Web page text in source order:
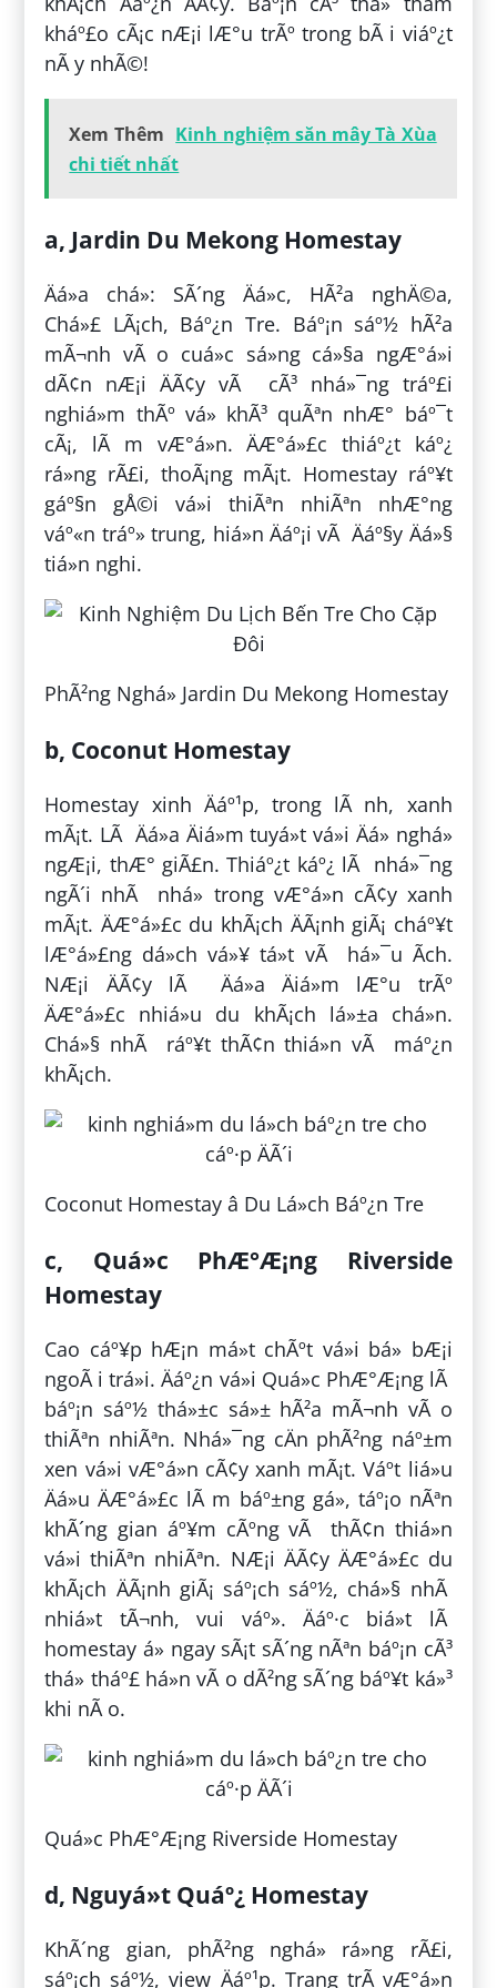
kháº£o cÃ¡c nÆ¡i lÆ°u trÃº trong bÃ i viáº¿t
nÃ y nhÃ©!
Xem Thêm Kinh nghiệm săn mây Tà Xùa
chi tiết nhất
a, Jardin Du Mekong Homestay
Äá»a chá»: SÃ´ng Äá»c, HÃ²a nghÄ©a,
Chá»£ LÃ¡ch, Báº¿n Tre. Báº¡n sáº½ hÃ²a
mÃ¬nh vÃ o cuá»c sá»ng cá»§a ngÆ°á»i
dÃ¢n nÆ¡i ÄÃ¢y vÃ cÃ³ nhá»¯ng tráº£i
nghiá»m thÃº vá» khÃ³ quÃªn nhÆ° báº¯t
cÃ¡, lÃ m vÆ°á»n. ÄÆ°á»£c thiáº¿t káº¿
rá»ng rÃ£i, thoÃ¡ng mÃ¡t. Homestay ráº¥t
gáº§n gÅ©i vá»i thiÃªn nhiÃªn nhÆ°ng
váº«n tráº» trung, hiá»n Äáº¡i vÃ Äáº§y Äá»§
tiá»n nghi.
PhÃ²ng Nghá» Jardin Du Mekong Homestay
b, Coconut Homestay
Homestay xinh Äáº¹p, trong lÃ nh, xanh
mÃ¡t. LÃ Äá»a Äiá»m tuyá»t vá»i Äá» nghá»
ngÆ¡i, thÆ° giÃ£n. Thiáº¿t káº¿ lÃ nhá»¯ng
ngÃ´i nhÃ nhá» trong vÆ°á»n cÃ¢y xanh
mÃ¡t. ÄÆ°á»£c du khÃ¡ch ÄÃ¡nh giÃ¡ cháº¥t
lÆ°á»£ng dá»ch vá»¥ tá»t vÃ há»¯u Ã­ch.
NÆ¡i ÄÃ¢y lÃ Äá»a Äiá»m lÆ°u trÃº
ÄÆ°á»£c nhiá»u du khÃ¡ch lá»±a chá»n.
Chá»§ nhÃ ráº¥t thÃ¢n thiá»n vÃ máº¿n
khÃ¡ch.
Coconut Homestay â Du Lá»ch Báº¿n Tre
c, Quá»c PhÆ°Æ¡ng Riverside
Homestay
Cao cáº¥p hÆ¡n má»t chÃºt vá»i bá» bÆ¡i
ngoÃ i trá»i. Äáº¿n vá»i Quá»c PhÆ°Æ¡ng lÃ
báº¡n sáº½ thá»±c sá»± hÃ²a mÃ¬nh vÃ o
thiÃªn nhiÃªn. Nhá»¯ng cÄn phÃ²ng náº±m
xen vá»i vÆ°á»n cÃ¢y xanh mÃ¡t. Váº­t liá»u
Äá»u ÄÆ°á»£c lÃ m báº±ng gá», táº¡o nÃªn
khÃ´ng gian áº¥m cÃºng vÃ thÃ¢n thiá»n
vá»i thiÃªn nhiÃªn. NÆ¡i ÄÃ¢y ÄÆ°á»£c du
khÃ¡ch ÄÃ¡nh giÃ¡ sáº¡ch sáº½, chá»§ nhÃ
nhiá»t tÃ¬nh, vui váº». Äáº·c biá»t lÃ
homestay á» ngay sÃ¡t sÃ´ng nÃªn báº¡n cÃ³
thá» tháº£ há»n vÃ o dÃ²ng sÃ´ng báº¥t ká»³
khi nÃ o.
Quá»c PhÆ°Æ¡ng Riverside Homestay
d, Nguyá»t Quáº¿ Homestay
KhÃ´ng gian, phÃ²ng nghá» rá»ng rÃ£i,
sáº¡ch sáº½, view Äáº¹p. Trang trÃ­ vÆ°á»n